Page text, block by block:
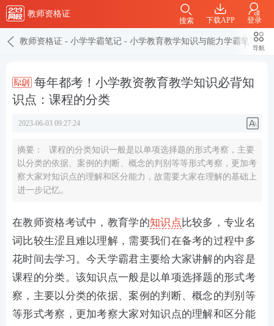
教师资格证
下载APP 登录
搜索
教师资格证 - 小学学霸笔记 - 小学教育教学知识与能力学霸笔记
导航
每年都考！小学教资教育教学知识必背知
识点：课程的分类
2023-06-03 09:27:24
摘要：
课程的分类知识一般是以单项选择题的形式考察，主要
以分类的依据、案例的判断、概念的判别等等形式考察，更加考
察大家对知识点的理解和区分能力，故需要大家在理解的基础上
进一步记忆。
在教师资格考试中，教育学的知识点比较多，专业名
词比较生涩且难以理解，需要我们在备考的过程中多
花时间去学习。今天学霸君主要给大家讲解的内容是
课程的分类。该知识点一般是以单项选择题的形式考
察，主要以分类的依据、案例的判断、概念的判别等
等形式考察，更加考察大家对知识点的理解和区分能